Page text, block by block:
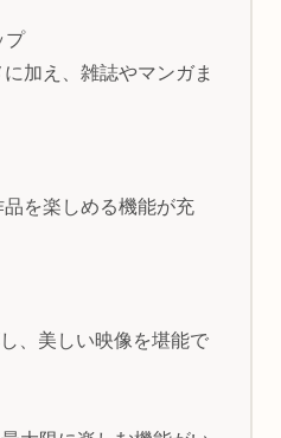
プ
加え、雑誌やマンガま
を楽しめる機能が充
、美しい映像を堪能で